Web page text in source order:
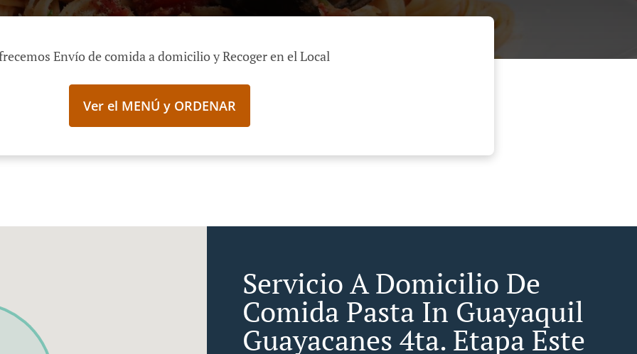
Envío de comida a domicilio y Recoger en el Local
Ver el MENÚ y ORDENAR
Servicio A Domicilio De
Comida Pasta In Guayaquil
Guayacanes 4ta. Etapa Este